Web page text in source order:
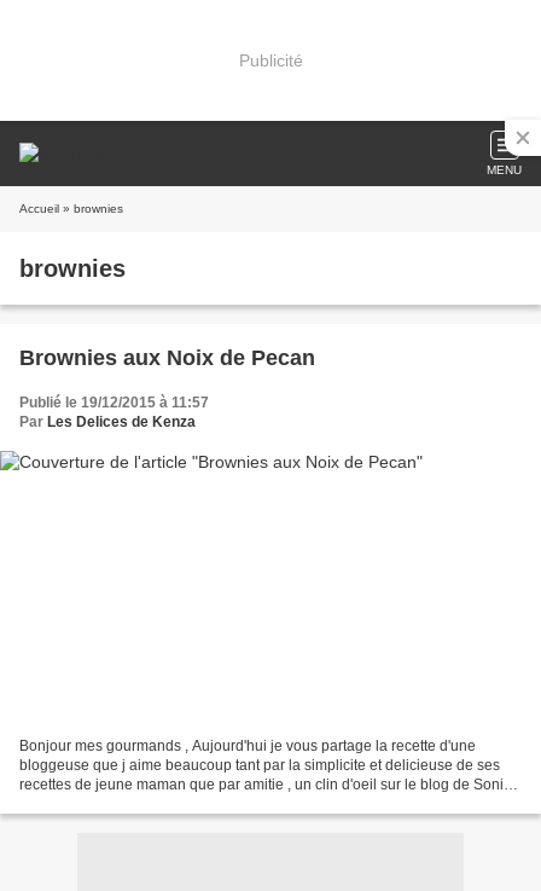
Publicité
MENU
Accueil » brownies
brownies
Brownies aux Noix de Pecan
Publié le 19/12/2015 à 11:57
Par Les Delices de Kenza
Bonjour mes gourmands , Aujourd'hui je vous partage la recette d'une
bloggeuse que j aime beaucoup tant par la simplicite et delicieuse de ses
recettes de jeune maman que par amitie , un clin d'oeil sur le blog de Sonia